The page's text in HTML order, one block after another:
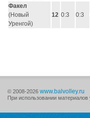
Факел
(Новый
Уренгой)
12 0:3 0:3
© 2008-2026 www.balvolley.ru
При использовании материалов